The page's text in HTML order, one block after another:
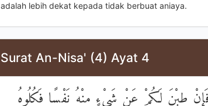
adalah lebih dekat kepada tidak berbuat aniaya.
Surat An-Nisa' (4) Ayat 4
فَإِنْ طِبْنَ لَكُمْ عَنْ شَيْءٍ مِنْهُ نَفْسًا فَكُلُوهُ